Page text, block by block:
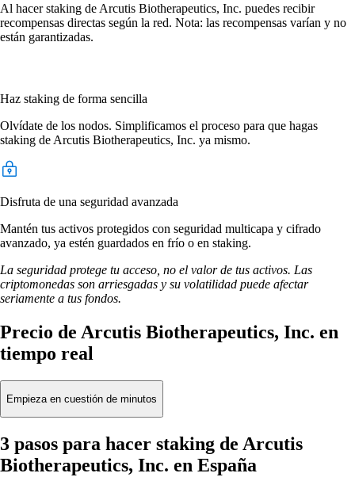
Al hacer staking de Arcutis Biotherapeutics, Inc. puedes recibir
recompensas directas según la red. Nota: las recompensas varían y no
están garantizadas.
Haz staking de forma sencilla
Olvídate de los nodos. Simplificamos el proceso para que hagas
staking de Arcutis Biotherapeutics, Inc. ya mismo.
Disfruta de una seguridad avanzada
Mantén tus activos protegidos con seguridad multicapa y cifrado
avanzado, ya estén guardados en frío o en staking.
La seguridad protege tu acceso, no el valor de tus activos. Las
criptomonedas son arriesgadas y su volatilidad puede afectar
seriamente a tus fondos.
Precio de Arcutis Biotherapeutics, Inc. en
tiempo real
Empieza en cuestión de minutos
3 pasos para hacer staking de Arcutis
Biotherapeutics, Inc. en España